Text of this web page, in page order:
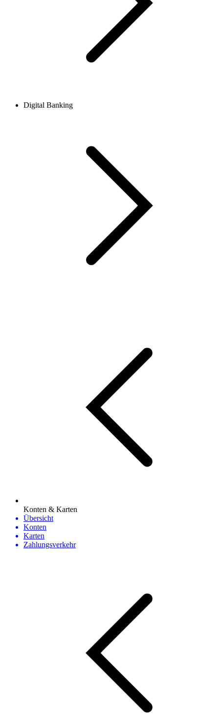
Digital Banking
Konten & Karten
Übersicht
Konten
Karten
Zahlungsverkehr